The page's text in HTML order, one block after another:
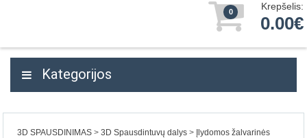
0 Krepšelis:
0.00€
Kategorijos
3D SPAUSDINIMAS 3D Spausdintuvų dalys
Įlydomos žalvarinės